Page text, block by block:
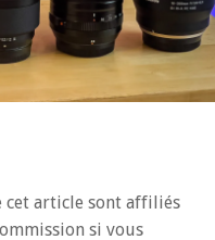
cet article sont affiliés
si vous